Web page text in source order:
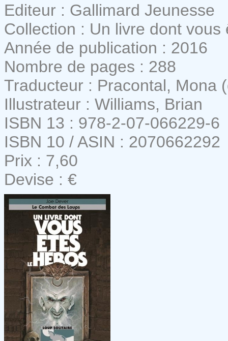
Editeur : Gallimard Jeunesse
Collection : Un livre dont vous
Année de publication : 2016
Nombre de pages : 288
Traducteur : Pracontal, Mona
Illustrateur : Williams, Brian
ISBN 13 : 978-2-07-066229-6
ISBN 10 / ASIN : 2070662292
Prix : 7,60
Devise : €